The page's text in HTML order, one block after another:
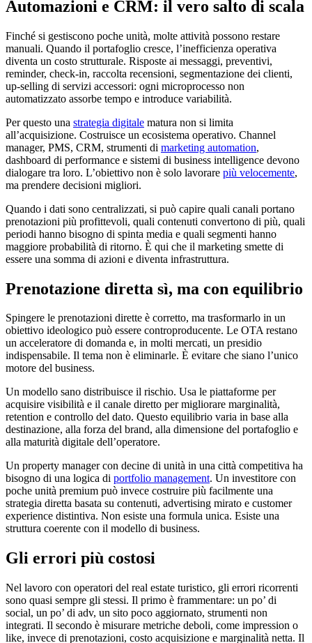
Automazioni e CRM: il vero salto di scala
Finché si gestiscono poche unità, molte attività possono restare
manuali. Quando il portafoglio cresce, l’inefficienza operativa
diventa un costo strutturale. Risposte ai messaggi, preventivi,
reminder, check-in, raccolta recensioni, segmentazione dei clienti,
up-selling di servizi accessori: ogni microprocesso non
automatizzato assorbe tempo e introduce variabilità.
Per questo una strategia digitale matura non si limita
all’acquisizione. Costruisce un ecosistema operativo. Channel
manager, PMS, CRM, strumenti di marketing automation,
dashboard di performance e sistemi di business intelligence devono
dialogare tra loro. L’obiettivo non è solo lavorare più velocemente,
ma prendere decisioni migliori.
Quando i dati sono centralizzati, si può capire quali canali portano
prenotazioni più profittevoli, quali contenuti convertono di più, quali
periodi hanno bisogno di spinta media e quali segmenti hanno
maggiore probabilità di ritorno. È qui che il marketing smette di
essere una somma di azioni e diventa infrastruttura.
Prenotazione diretta sì, ma con equilibrio
Spingere le prenotazioni dirette è corretto, ma trasformarlo in un
obiettivo ideologico può essere controproducente. Le OTA restano
un acceleratore di domanda e, in molti mercati, un presidio
indispensabile. Il tema non è eliminarle. È evitare che siano l’unico
motore del business.
Un modello sano distribuisce il rischio. Usa le piattaforme per
acquisire visibilità e il canale diretto per migliorare marginalità,
retention e controllo del dato. Questo equilibrio varia in base alla
destinazione, alla forza del brand, alla dimensione del portafoglio e
alla maturità digitale dell’operatore.
Un property manager con decine di unità in una città competitiva ha
bisogno di una logica di portfolio management. Un investitore con
poche unità premium può invece costruire più facilmente una
strategia diretta basata su contenuti, advertising mirato e customer
experience distintiva. Non esiste una formula unica. Esiste una
struttura coerente con il modello di business.
Gli errori più costosi
Nel lavoro con operatori del real estate turistico, gli errori ricorrenti
sono quasi sempre gli stessi. Il primo è frammentare: un po’ di
social, un po’ di adv, un sito poco aggiornato, strumenti non
integrati. Il secondo è misurare metriche deboli, come impression o
like, invece di prenotazioni, costo acquisizione e marginalità netta. Il